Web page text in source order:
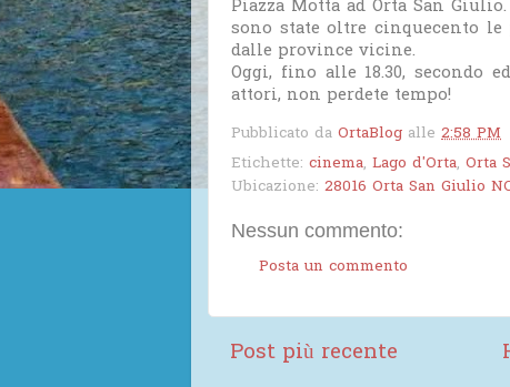
Piazza Motta ad Orta San
sono state oltre cinquecento
dalle province vicine.
Oggi, fino alle 18.30,
attori, non perdete tempo!
Pubblicato da OrtaBlog alle 2:58 PM
Etichette: cinema, Lago d'Orta, Orta
Ubicazione: 28016 Orta San Giulio
Nessun commento:
Posta un commento
Post più recente